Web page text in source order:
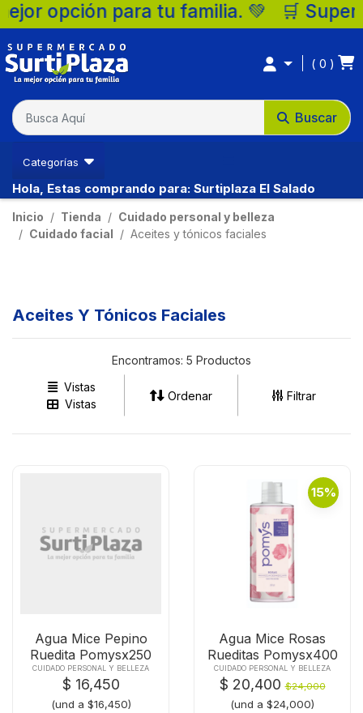
para tu familia. 💚 🛒
Buscar
0
Categorías
Hola, Estas comprando para: Surtiplaza El Salado
Inicio Tienda
Cuidado personal y belleza
Cuidado facial
Aceites y tónicos faciales
Aceites Y Tónicos Faciales
Encontramos: 5 Productos
Vistas
Vistas
Ordenar Filtrar
Agua Mice Pepino
Ruedita Pomysx250
Und
CUIDADO PERSONAL Y BELLEZA
$ 16,450
(und a $16,450)
15%
Agua Mice Rosas
Rueditas Pomysx400
Und
CUIDADO PERSONAL Y BELLEZA
$ 20,400$24,000
(und a $24,000)